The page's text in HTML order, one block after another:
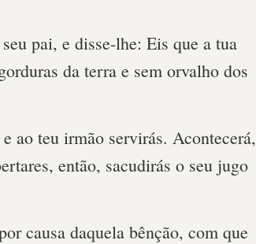
pai, e disse-lhe: Eis que a tua
da terra e sem orvalho dos
ao teu irmão servirás. Acontecerá,
então, sacudirás o seu jugo
causa daquela bênção, com que